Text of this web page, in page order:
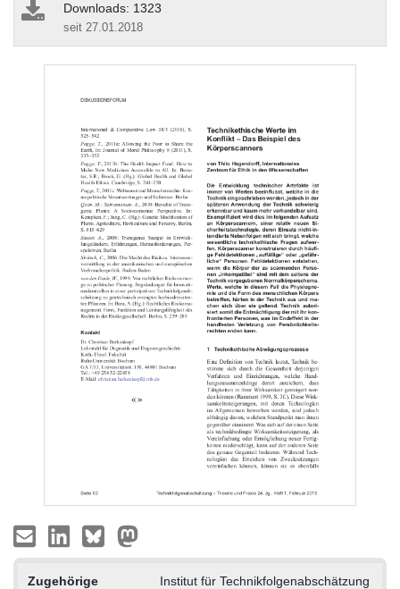
Downloads: 1323
seit 27.01.2018
Zugehörige
Institut für Technikfolgenabschätzung